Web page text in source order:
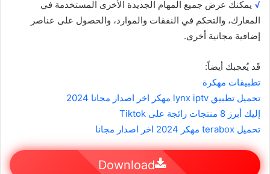
√ يمكنك عرض جميع المهام الجديدة الأخرى المستخدمة في
المعارك، والتحكم في النفقات والموارد، والحصول على عناصر
إضافية مجانية أخرى.
قَد يُعجبك أيضاً:
تطبيقات مهكرة
تحميل تطبيق lynx iptv مهكر اخر اصدار مجانا 2024
إليك أبرز 8 منتجات رائجة على Tiktok
تحميل terabox مهكر 2024 اخر اصدار مجانا
Download